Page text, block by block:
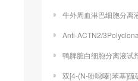
牛外周血淋巴细胞分离
Anti-ACTN2/
鸭脾脏白细胞分离液试
双[4-(N-吩噁嗪)苯基]硫砜